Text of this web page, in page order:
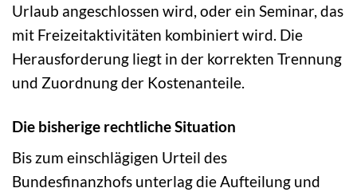
Urlaub angeschlossen wird, oder ein Seminar, das
mit Freizeitaktivitäten kombiniert wird. Die
Herausforderung liegt in der korrekten Trennung
und Zuordnung der Kostenanteile.
Die bisherige rechtliche Situation
Bis zum einschlägigen Urteil des
Bundesfinanzhofs unterlag die Aufteilung und